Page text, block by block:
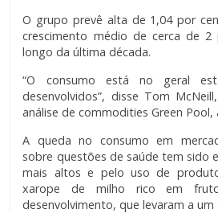
O grupo prevê alta de 1,04 por
crescimento médio de cerca de
longo da última década.
“O consumo está no geral
desenvolvidos”, disse Tom
análise de commodities Green Pool,
A queda no consumo em
sobre questões de saúde tem sido
mais altos e pelo uso de
xarope de milho rico em
desenvolvimento, que levaram a